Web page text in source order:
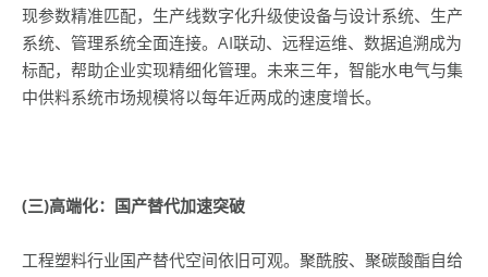
现参数精准匹配，生产线数字化升级使设备与设计系统、生产
系统、管理系统全面连接。AI联动、远程运维、数据追溯成为
标配，帮助企业实现精细化管理。未来三年，智能水电气与集
中供料系统市场规模将以每年近两成的速度增长。
(三)高端化：国产替代加速突破
工程塑料行业国产替代空间依旧可观。聚酰胺、聚碳酸酯自给